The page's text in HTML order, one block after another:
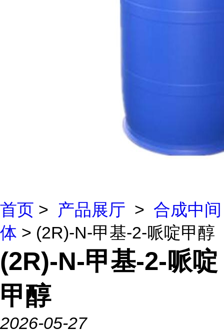
首页 > 产品展厅 > 合成中间
体 > (2R)-N-甲基-2-哌啶甲醇
(2R)-N-甲基-2-哌啶
甲醇
2026-05-27